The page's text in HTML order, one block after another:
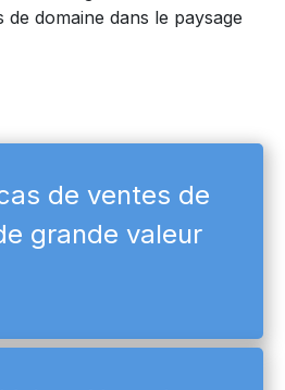
de domaine dans le paysage
de ventes de
grande valeur